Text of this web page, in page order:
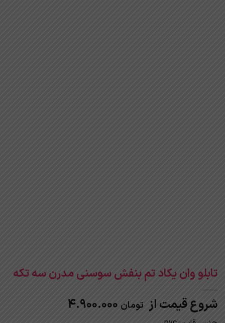
تابلو وان یکاد تم بنفش سوسنی مدرن سه تکه
شروع قیمت از تومان 4.900.000